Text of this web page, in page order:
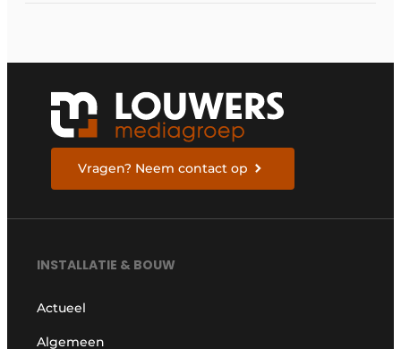
Vragen? Neem contact op
INSTALLATIE & BOUW
Actueel
Algemeen